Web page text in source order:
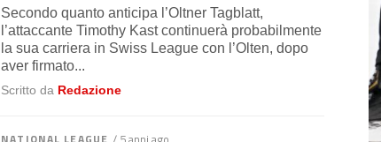
Secondo quanto anticipa l’Oltner Tagblatt,
l’attaccante Timothy Kast continuerà probabilmente
la sua carriera in Swiss League con l’Olten, dopo
aver firmato...
Scritto da Redazione